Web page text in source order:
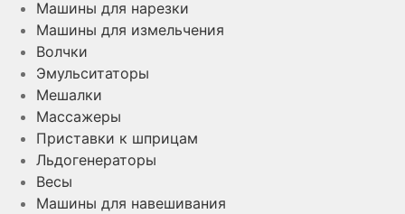
Машины для нарезки
Машины для измельчения
Волчки
Эмульситаторы
Мешалки
Массажеры
Приставки к шприцам
Льдогенераторы
Весы
Машины для навешивания